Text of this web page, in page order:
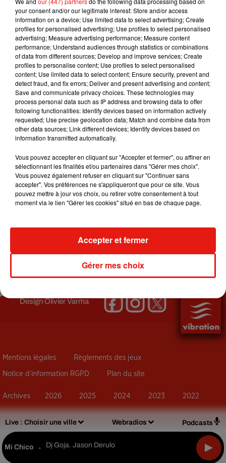
Live : Choisir une ville Webradios Podcasts
Mi Chico - Dj Goja. Jason Derulo
Jeux terminés
+ DE JEUX TERMINÉS
DesignOlivier Varma
Mentions légales Règlements des jeux
Notice d’information RGPD Plan du site
Archives 2026 2025 2024 2023 2022
your consent and/or our legitimate interest: Store and/or access
information on a device; Use limited data to select advertising; Create
profiles for personalised advertising; Use profiles to select personalised
advertising; Measure advertising performance; Measure content
performance; Understand audiences through statistics or combinations
of data from different sources; Develop and improve services; Create
profiles to personalise content; Use profiles to select personalised
content; Use limited data to select content; Ensure security, prevent and
detect fraud, and fix errors; Deliver and present advertising and content;
Save and communicate privacy choices. These technologies may
process personal data such as IP address and browsing data to offer
following functionalities: Identify devices based on information actively
requested; Use precise geolocation data; Match and combine data from
other data sources; Link different devices; Identify devices based on
information transmitted automatically.
Vous pouvez accepter en cliquant sur "Accepter et fermer", ou affiner en
sélectionnant les finalités et/ou partenaires dans "Gérer mes choix".
Vous pouvez également refuser en cliquant sur "Continuer sans
accepter". Vos préférences ne s'appliqueront que pour ce site. Vous
pouvez mettre à jour vos choix, ou retirer votre consentement à tout
moment via le lien "Gérer les cookies" situé en bas de chaque page.
Gérer mes choix
Accepter et fermer